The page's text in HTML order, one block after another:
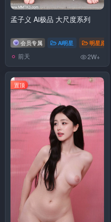
孟子义 Ai极品 大尺度系列
会员专属 Ai明星 明星原图
前天 2W+
置顶